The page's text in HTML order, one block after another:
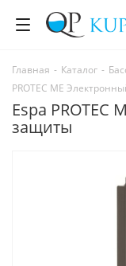
Главная - Каталог -
PROTEC ME
Espa PROTEC
защиты